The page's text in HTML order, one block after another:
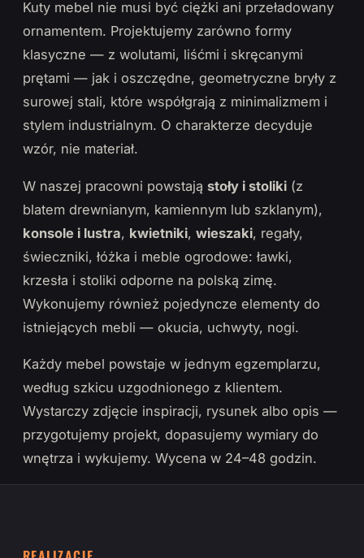
Kuty mebel nie musi być ciężki ani przeładowany
ornamentem. Projektujemy zarówno formy
klasyczne — z wolutami, liśćmi i skręcanymi
prętami — jak i oszczędne, geometryczne bryły z
surowej stali, które współgrają z minimalizmem i
stylem industrialnym. O charakterze decyduje
wzór, nie materiał.
W naszej pracowni powstają stoły i stoliki (z
blatem drewnianym, kamiennym lub szklanym),
konsole i lustra, kwietniki, wieszaki, regały,
świeczniki, łóżka i meble ogrodowe: ławki,
krzesła i stoliki odporne na polską zimę.
Wykonujemy również pojedyncze elementy do
istniejących mebli — okucia, uchwyty, nogi.
Każdy mebel powstaje w jednym egzemplarzu,
według szkicu uzgodnionego z klientem.
Wystarczy zdjęcie inspiracji, rysunek albo opis —
przygotujemy projekt, dopasujemy wymiary do
wnętrza i wykujemy. Wycena w 24–48 godzin.